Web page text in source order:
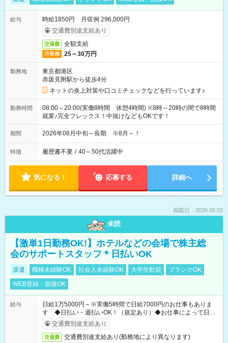
給与
時給1850円 月収例 296,000円
交通費別途支給あり
交通費 全額支給
月収例 25～30万円
勤務地
東京都港区
赤坂見附駅から徒歩4分
ネットの炎上対策や口コミチェックなどを行っています♪
勤務時間
08:00～20:00(実働8時間 休憩4時間) ※8時～20時の間で8時間
就業♪完全フレックス！中抜けなどもOKです！
期間 2026年08月中旬～長期 ※8月～！
特徴 履歴書不要 / 40～50代活躍中
気になる！ 応募する 詳細へ
掲載日：2026.08.03
未読
【激単1日勤務OK!】ホテルなどの会場で株主総
会のサポートスタッフ＊日払いOK
派遣 職種未経験OK 社会人未経験OK 大学生歓迎
ブランクOK
WEB登録・面接OK
給与
日給1万5000円～※実働5時間で日給7000円のお仕事もありま
す ◆日払い・週払いOK！（規定あり）◆お仕事によって日給
も異なります
交通費別途支給あり
交通費 交通費別途支給あり(勤務地により異なります)